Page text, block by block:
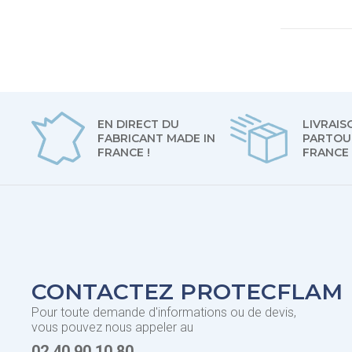
EN DIRECT DU
FABRICANT MADE IN
FRANCE !
FRANCE
CONTACTEZ PROTECFLAM
Pour toute demande d'informations ou de devis,
vous pouvez nous appeler au